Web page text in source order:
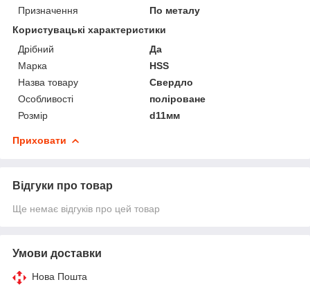
Призначення
По металу
Користувацькі характеристики
Дрібний
Да
Марка
HSS
Назва товару
Свердло
Особливості
поліроване
Розмір
d11мм
Приховати
Відгуки про товар
Ще немає відгуків про цей товар
Умови доставки
Нова Пошта